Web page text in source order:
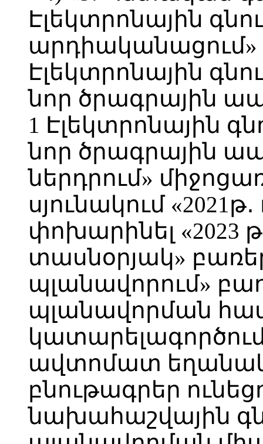
Էլեկտրոնային
արդիականացում»
Էլեկտրոնային
նոր ծրագրային
1 Էլեկտրոնային
նոր ծրագրային
ներդրում»
սյունակում
փոխարինել «2023
տասնօրյակ»
պլանավորում»
պլանավորման
ավտոմատ
բնութագրեր
նախահաշվային